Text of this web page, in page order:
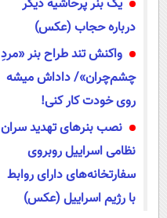
یک بنر پرحاشیه دیگر
درباره حجاب (عکس)
واکنش تند طراح بنر «مردِ
چشم‌چران»/ داداش میشه
روی خودت کار کنی!
نصب بنرهای تهدید سران
نظامی اسراییل روبروی
سفارتخانه‌های دارای روابط
با رژیم اسراییل (عکس)